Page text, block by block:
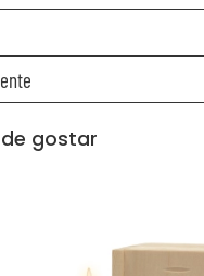
gostar